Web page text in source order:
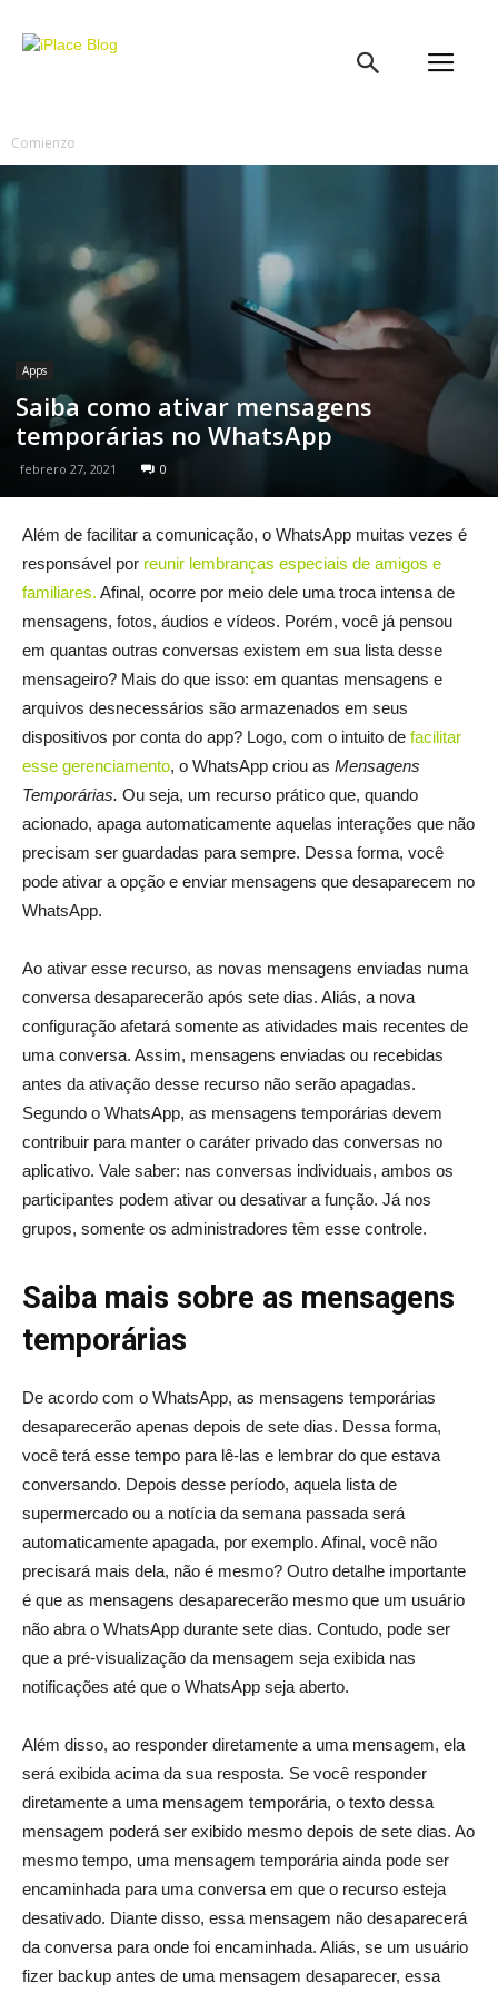
Comienzo
Apps
Saiba como ativar mensagens
temporárias no WhatsApp
febrero 27, 2021 0
Além de facilitar a comunicação, o WhatsApp muitas vezes é
responsável por reunir lembranças especiais de amigos e
familiares. Afinal, ocorre por meio dele uma troca intensa de
mensagens, fotos, áudios e vídeos. Porém, você já pensou
em quantas outras conversas existem em sua lista desse
mensageiro? Mais do que isso: em quantas mensagens e
arquivos desnecessários são armazenados em seus
dispositivos por conta do app? Logo, com o intuito de facilitar
esse gerenciamento, o WhatsApp criou as Mensagens
Temporárias. Ou seja, um recurso prático que, quando
acionado, apaga automaticamente aquelas interações que não
precisam ser guardadas para sempre. Dessa forma, você
pode ativar a opção e enviar mensagens que desaparecem no
WhatsApp.
Ao ativar esse recurso, as novas mensagens enviadas numa
conversa desaparecerão após sete dias. Aliás, a nova
configuração afetará somente as atividades mais recentes de
uma conversa. Assim, mensagens enviadas ou recebidas
antes da ativação desse recurso não serão apagadas.
Segundo o WhatsApp, as mensagens temporárias devem
contribuir para manter o caráter privado das conversas no
aplicativo. Vale saber: nas conversas individuais, ambos os
participantes podem ativar ou desativar a função. Já nos
grupos, somente os administradores têm esse controle.
Saiba mais sobre as mensagens
temporárias
De acordo com o WhatsApp, as mensagens temporárias
desaparecerão apenas depois de sete dias. Dessa forma,
você terá esse tempo para lê-las e lembrar do que estava
conversando. Depois desse período, aquela lista de
supermercado ou a notícia da semana passada será
automaticamente apagada, por exemplo. Afinal, você não
precisará mais dela, não é mesmo? Outro detalhe importante
é que as mensagens desaparecerão mesmo que um usuário
não abra o WhatsApp durante sete dias. Contudo, pode ser
que a pré-visualização da mensagem seja exibida nas
notificações até que o WhatsApp seja aberto.
Além disso, ao responder diretamente a uma mensagem, ela
será exibida acima da sua resposta. Se você responder
diretamente a uma mensagem temporária, o texto dessa
mensagem poderá ser exibido mesmo depois de sete dias. Ao
mesmo tempo, uma mensagem temporária ainda pode ser
encaminhada para uma conversa em que o recurso esteja
desativado. Diante disso, essa mensagem não desaparecerá
da conversa para onde foi encaminhada. Aliás, se um usuário
fizer backup antes de uma mensagem desaparecer, essa